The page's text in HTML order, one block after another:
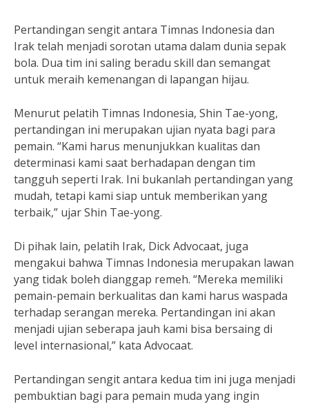
Pertandingan sengit antara Timnas Indonesia dan
Irak telah menjadi sorotan utama dalam dunia sepak
bola. Dua tim ini saling beradu skill dan semangat
untuk meraih kemenangan di lapangan hijau.
Menurut pelatih Timnas Indonesia, Shin Tae-yong,
pertandingan ini merupakan ujian nyata bagi para
pemain. “Kami harus menunjukkan kualitas dan
determinasi kami saat berhadapan dengan tim
tangguh seperti Irak. Ini bukanlah pertandingan yang
mudah, tetapi kami siap untuk memberikan yang
terbaik,” ujar Shin Tae-yong.
Di pihak lain, pelatih Irak, Dick Advocaat, juga
mengakui bahwa Timnas Indonesia merupakan lawan
yang tidak boleh dianggap remeh. “Mereka memiliki
pemain-pemain berkualitas dan kami harus waspada
terhadap serangan mereka. Pertandingan ini akan
menjadi ujian seberapa jauh kami bisa bersaing di
level internasional,” kata Advocaat.
Pertandingan sengit antara kedua tim ini juga menjadi
pembuktian bagi para pemain muda yang ingin